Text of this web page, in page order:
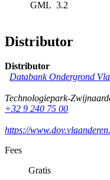
GML 3.2
Distributor
Distributor
Databank Ondergrond
Technologiepark-
+32 9 240 75 00
https://
Fees
Gratis